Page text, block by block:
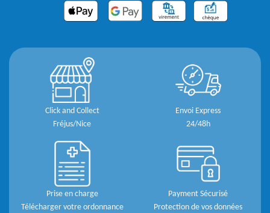
Click and Collect
Fréjus/Nice
Envoi Express
24/48h
Prise en charge
Télécharger votre ordonnance
Payment Sécurisé
Protection de vos données